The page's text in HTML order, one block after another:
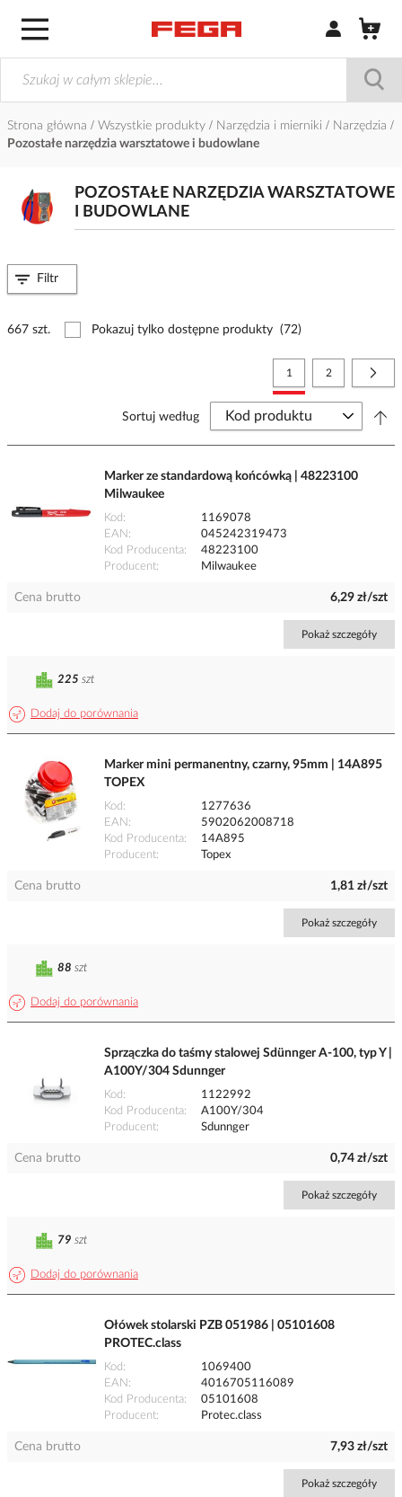
Zaloguj się /
Strona główna Wszystkie produkty Narzędzia i mierniki
Narzędzia
Pozostałe narzędzia warsztatowe i budowlane
POZOSTAŁE NARZĘDZIA WARSZTATOWE
I BUDOWLANE
667 szt. Pokazuj tylko dostępne produkty (72)
Strona
Aktualnie czytasz stronę
1 Strona
2
Sortuj według
Marker ze standardową końcówką | 48223100
Milwaukee
Kod
1169078
EAN
045242319473
Kod Producenta
48223100
Producent
Milwaukee
Cena brutto 6,29 zł/szt
Pokaż szczegóły
Dodaj do porównania
225 szt
Marker mini permanentny, czarny, 95mm | 14A895
TOPEX
Kod
1277636
EAN
5902062008718
Kod Producenta
14A895
Producent
Topex
Cena brutto 1,81 zł/szt
Pokaż szczegóły
Dodaj do porównania
88 szt
Sprzączka do taśmy stalowej Sdünnger A-100, typ Y |
A100Y/304 Sdunnger
Kod
1122992
Kod Producenta
A100Y/304
Producent
Sdunnger
Cena brutto 0,74 zł/szt
Pokaż szczegóły
Dodaj do porównania
79 szt
Ołówek stolarski PZB 051986 | 05101608
PROTEC.class
Kod
1069400
EAN
4016705116089
Kod Producenta
05101608
Producent
Protec.class
Cena brutto 7,93 zł/szt
Pokaż szczegóły
Filtr